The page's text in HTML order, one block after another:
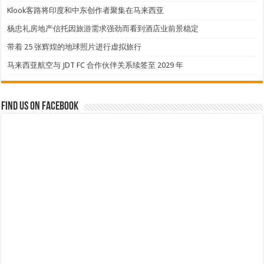
Klook客路将印度和中东创作者聚集在马来西亚
杨忠礼房地产信托因旅游需求强劲而看到酒店业前景稳定
带着 25 张辉煌的地球照片进行虚拟旅行
马来西亚航空与 JDT FC 合作伙伴关系续签至 2029 年
Find us on Facebook